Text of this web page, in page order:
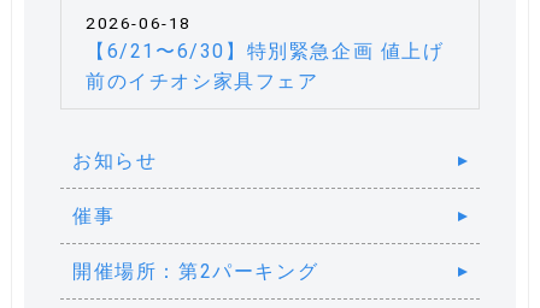
2026-06-18
【6/21〜6/30】特別緊急企画 値上げ
前のイチオシ家具フェア
お知らせ
催事
開催場所：第2パーキング